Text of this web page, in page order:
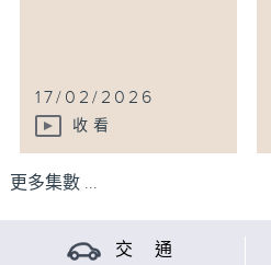
17/02/2026
收看
更多集數 ...
交 通